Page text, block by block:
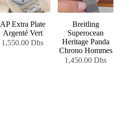
AP Extra Plate
Argenté Vert
1,550.00Dhs
Breitling
Superocean
Heritage Panda
Chrono Hommes
1,450.00Dhs